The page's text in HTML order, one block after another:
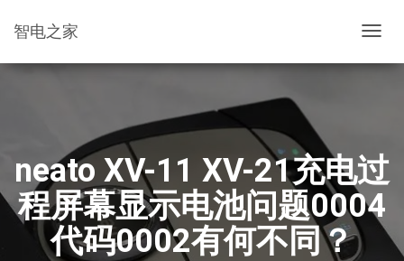
智电之家
换
neato XV-11 XV-21充电过
程屏幕显示电池问题0004
代码0002有何不同？